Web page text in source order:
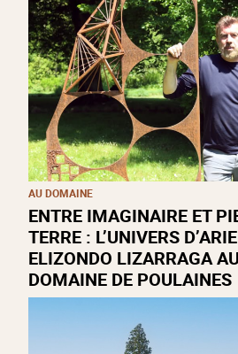
AU DOMAINE
ENTRE IMAGINAIRE ET
TERRE : L’UNIVERS
ELIZONDO LIZARRAGA AU
DOMAINE DE POULAINES